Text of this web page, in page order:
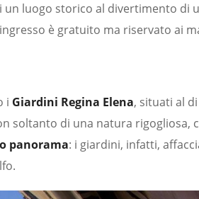
luogo storico al divertimento di
è gratuito ma riservato ai
i Giardini Regina Elena, situati al
soltanto di una natura rigogliosa,
panorama: i giardini, infatti,